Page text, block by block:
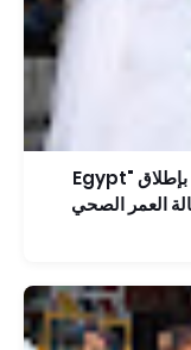
مصر تدخل خريطة الـLongevity العالمية بإطلاق "Egypt